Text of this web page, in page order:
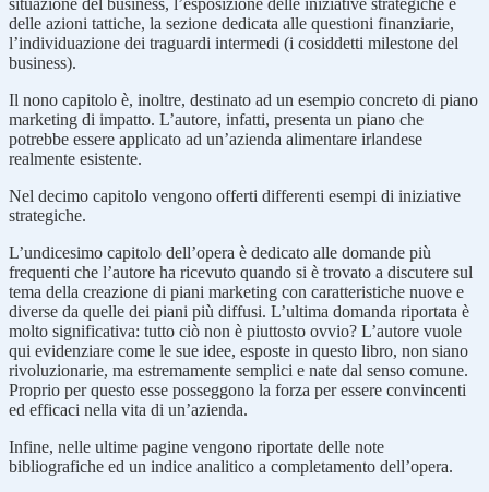
delle azioni tattiche, la sezione dedicata alle questioni finanziarie,
l’individuazione dei traguardi intermedi (i cosiddetti milestone del
business).
Il nono capitolo è, inoltre, destinato ad un esempio concreto di piano
marketing di impatto. L’autore, infatti, presenta un piano che
potrebbe essere applicato ad un’azienda alimentare irlandese
realmente esistente.
Nel decimo capitolo vengono offerti differenti esempi di iniziative
strategiche.
L’undicesimo capitolo dell’opera è dedicato alle domande più
frequenti che l’autore ha ricevuto quando si è trovato a discutere sul
tema della creazione di piani marketing con caratteristiche nuove e
diverse da quelle dei piani più diffusi. L’ultima domanda riportata è
molto significativa: tutto ciò non è piuttosto ovvio? L’autore vuole
qui evidenziare come le sue idee, esposte in questo libro, non siano
rivoluzionarie, ma estremamente semplici e nate dal senso comune.
Proprio per questo esse posseggono la forza per essere convincenti
ed efficaci nella vita di un’azienda.
Infine, nelle ultime pagine vengono riportate delle note
bibliografiche ed un indice analitico a completamento dell’opera.